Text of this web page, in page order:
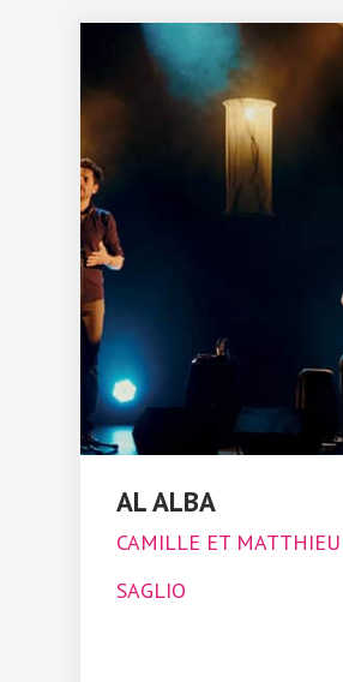
AL ALBA
CAMILLE ET MATTHIEU
SAGLIO